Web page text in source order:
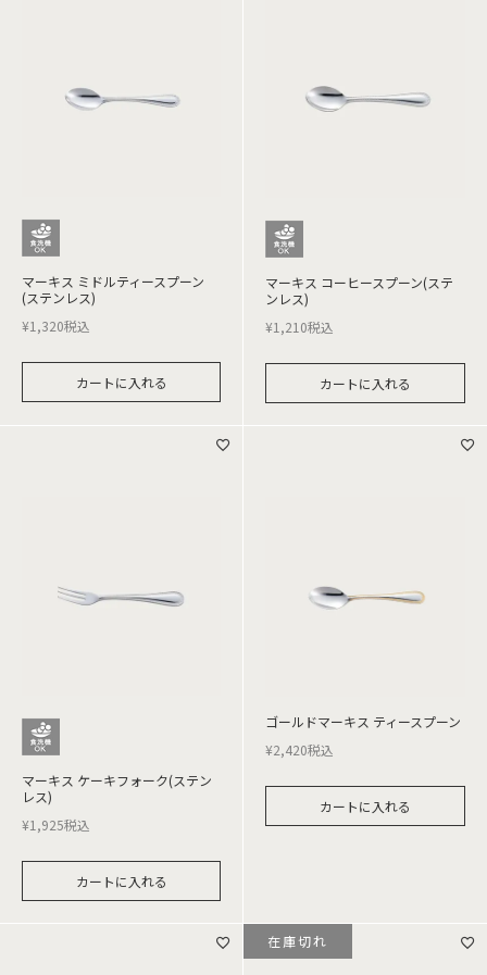
マーキス ミドルティースプーン
(ステンレス)
¥1,320税込
カートに入れる
マーキス コーヒースプーン(ステ
ンレス)
¥1,210税込
カートに入れる
マーキス ケーキフォーク(ステン
レス)
¥1,925税込
カートに入れる
ゴールドマーキス ティースプーン
¥2,420税込
カートに入れる
在庫切れ